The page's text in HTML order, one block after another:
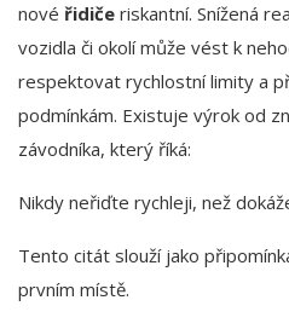
nové řidiče riskantní. Snížená
vozidla či okolí může vést k
respektovat rychlostní limity a
podmínkám. Existuje výrok od
závodníka, který říká:
Nikdy neřiďte rychleji, než
Tento citát slouží jako
prvním místě.